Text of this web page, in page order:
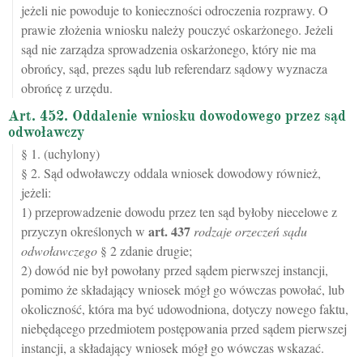
jeżeli nie powoduje to konieczności odroczenia rozprawy. O
prawie złożenia wniosku należy pouczyć oskarżonego. Jeżeli
sąd nie zarządza sprowadzenia oskarżonego, który nie ma
obrońcy, sąd, prezes sądu lub referendarz sądowy wyznacza
obrońcę z urzędu.
Art. 452. Oddalenie wniosku dowodowego przez sąd
odwoławczy
§ 1. (uchylony)
§ 2. Sąd odwoławczy oddala wniosek dowodowy również,
jeżeli:
1) przeprowadzenie dowodu przez ten sąd byłoby niecelowe z
przyczyn określonych w art.437 rodzaje orzeczeń sądu
odwoławczego § 2 zdanie drugie;
2) dowód nie był powołany przed sądem pierwszej instancji,
pomimo że składający wniosek mógł go wówczas powołać, lub
okoliczność, która ma być udowodniona, dotyczy nowego faktu,
niebędącego przedmiotem postępowania przed sądem pierwszej
instancji, a składający wniosek mógł go wówczas wskazać.